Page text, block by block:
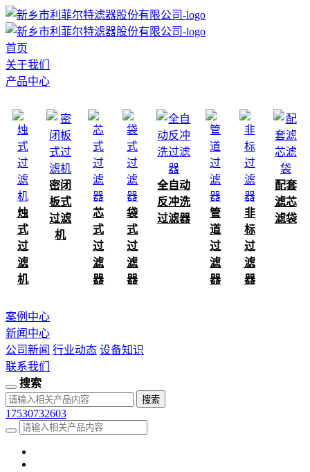
首页
关于我们
产品中心
烛
式
过
滤
机
密闭
板式
过滤
机
芯
式
过
滤
器
袋
式
过
滤
器
全自动
反冲洗
过滤器
管
道
过
滤
器
非
标
过
滤
器
配套
滤芯
滤袋
案例中心
新闻中心
公司新闻 行业动态 设备知识
联系我们
搜索
17530732603